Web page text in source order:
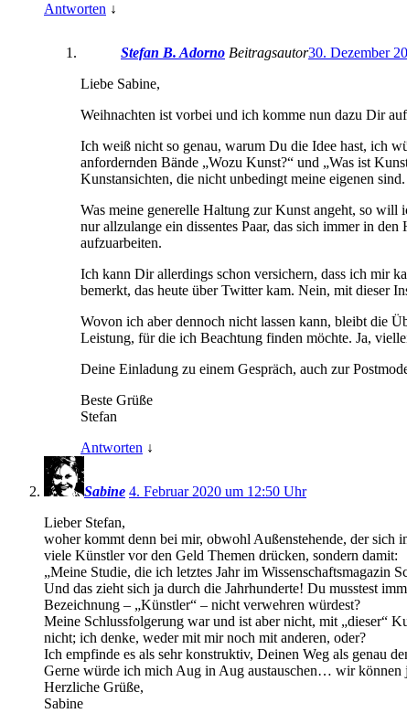
Antworten ↓
Stefan B. Adorno Beitragsautor30. Dezember
Liebe Sabine,
Weihnachten ist vorbei und ich komme nun dazu Dir
Ich weiß nicht so genau, warum Du die Idee hast, ich
anfordernden Bände „Wozu Kunst?“ und „Was ist
Kunstansichten, die nicht unbedingt meine eigenen
Was meine generelle Haltung zur Kunst angeht, so will
nur allzulange ein dissentes Paar, das sich immer in
aufzuarbeiten.
Ich kann Dir allerdings schon versichern, dass ich mir
bemerkt, das heute über Twitter kam. Nein, mit dieser
Wovon ich aber dennoch nicht lassen kann, bleibt die
Leistung, für die ich Beachtung finden möchte. Ja,
Deine Einladung zu einem Gespräch, auch zur
Beste Grüße
Stefan
Antworten ↓
Sabine 4. Februar 2020 um 12:50 Uhr
Lieber Stefan,
woher kommt denn bei mir, obwohl Außenstehende, der sich
viele Künstler vor den Geld Themen drücken, sondern damit:
„Meine Studie, die ich letztes Jahr im Wissenschaftsmagazin
Und das zieht sich ja durch die Jahrhunderte! Du musstest
Bezeichnung – „Künstler“ – nicht verwehren würdest?
Meine Schlussfolgerung war und ist aber nicht, mit „dieser“
nicht; ich denke, weder mit mir noch mit anderen, oder?
Ich empfinde es als sehr konstruktiv, Deinen Weg als genau
Gerne würde ich mich Aug in Aug austauschen… wir können
Herzliche Grüße,
Sabine